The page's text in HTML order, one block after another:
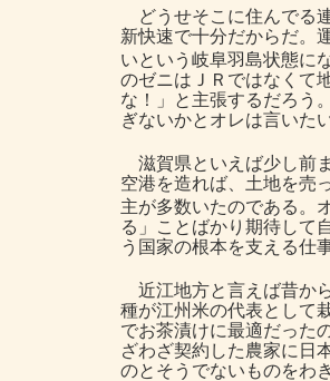
どうせそこに住んでる
新快速で十分だからだ。
いという岐阜羽島状態に
のゼニはＪＲではなくて
な！」と主張するだろう
ぎないかとオレは言いた
滋賀県といえば少し前
空港を造れば、土地を売
主が多数いたのである。
る」ことばかり期待して
う国家の根本を支える仕
近江地方と言えば昔か
種が江州米の代表として
でお茶漬けに最適だった
ざわざ契約した農家に日
のとそうでないものをわ